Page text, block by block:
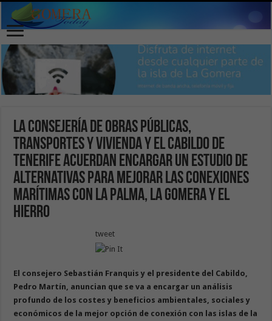
La Consejería de Obras Públicas,
Transportes y Vivienda y el Cabildo de
Tenerife acuerdan encargar un estudio de
alternativas para mejorar las conexiones
marítimas con La Palma, La Gomera y El
Hierro
tweet
El consejero Sebastián Franquis y el presidente del Cabildo,
Pedro Martín, anuncian que se va a encargar un análisis
profundo de los costes y beneficios ambientales, sociales y
económicos de la mejor opción de conexión con las islas de la